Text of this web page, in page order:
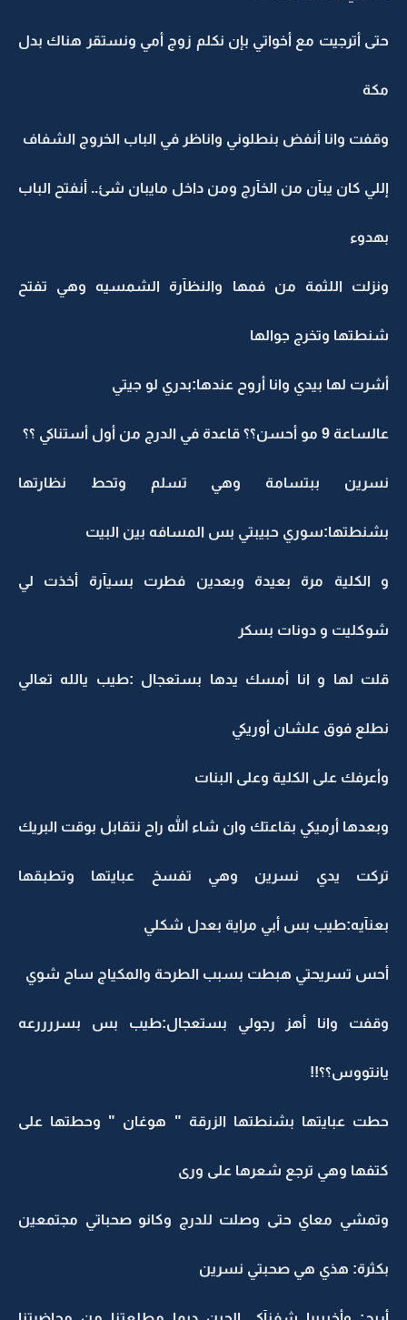
حتى أترجيت مع أخواتي بإن نكلم زوج أمي ونستقر هناك بدل
مكة
وقفت وانا أنفض بنطلوني واناظر في الباب الخروج الشفاف
إللي كان يبآن من الخآرج ومن داخل مايبان شئ.. أنفتح الباب
بهدوء
ونزلت اللثمة من فمها والنظآرة الشمسيه وهي تفتح
شنطتها وتخرج جوالها
أشرت لها بيدي وانا أروح عندها:بدري لو جيتي
عالساعة 9 مو أحسن؟؟ قاعدة في الدرج من أول أستناكي ؟؟
نسرين ببتسامة وهي تسلم وتحط نظارتها
بشنطتها:سوري حبيبتي بس المسافه بين البيت
و الكلية مرة بعيدة وبعدين فطرت بسيآرة أخذت لي
شوكليت و دونات بسكر
قلت لها و انا أمسك يدها بستعجال :طيب يالله تعالي
نطلع فوق علشان أوريكي
وأعرفك على الكلية وعلى البنات
وبعدها أرميكي بقاعتك وان شاء الله راح نتقابل بوقت البريك
تركت يدي نسرين وهي تفسخ عبايتها وتطبقها
بعنآيه:طيب بس أبي مراية بعدل شكلي
أحس تسريحتي هبطت بسبب الطرحة والمكياج ساح شوي
وقفت وانا أهز رجولي بستعجال:طيب بس بسررررعه
يانتووس؟؟!!
حطت عبايتها بشنطتها الزرقة " هوغان " وحطتها على
كتفها وهي ترجع شعرها على ورى
وتمشي معاي حتى وصلت للدرج وكانو صحباتي مجتمعين
بكثرة: هذي هي صحبتي نسرين